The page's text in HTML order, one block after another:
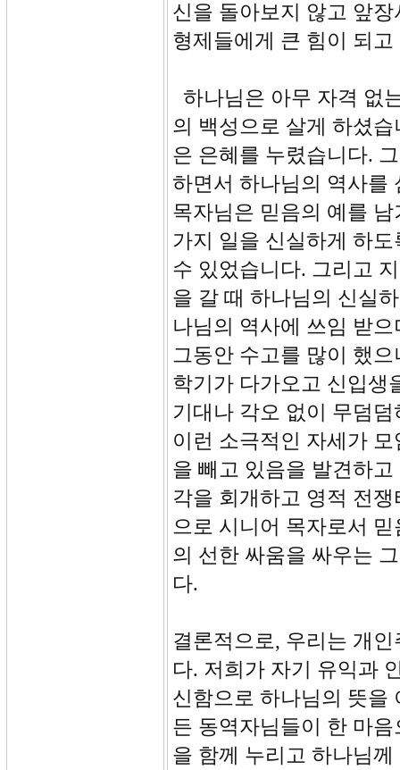
신을 돌아보지 않고 앞
형제들에게 큰 힘이 되
하나님은 아무 자격 없
의 백성으로 살게 하셨
은 은혜를 누렸습니다.
하면서 하나님의 역사를
목자님은 믿음의 예를
가지 일을 신실하게 하
수 있었습니다. 그리고
을 갈 때 하나님의 신실
나님의 역사에 쓰임 받
그동안 수고를 많이 했
학기가 다가오고 신입생
기대나 각오 없이 무덤
이런 소극적인 자세가
을 빼고 있음을 발견하
각을 회개하고 영적 전
으로 시니어 목자로서
의 선한 싸움을 싸우는
다.
결론적으로, 우리는 개
다. 저희가 자기 유익과
신함으로 하나님의 뜻을
든 동역자님들이 한 마
을 함께 누리고 하나님